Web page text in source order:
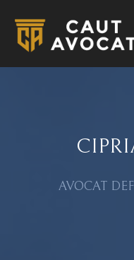
AVOCAT